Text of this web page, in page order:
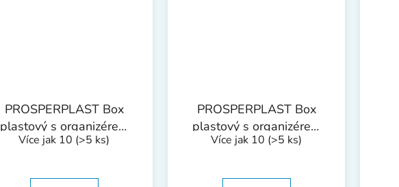
PROSPERPLAST Box
plastový s organizérem
EVO | 548x274x286 mm
Více jak 10 (>5 ks)
PROSPERPLAST Box
plastový s organizérem
EVO | 594x288x308 mm
Více jak 10 (>5 ks)